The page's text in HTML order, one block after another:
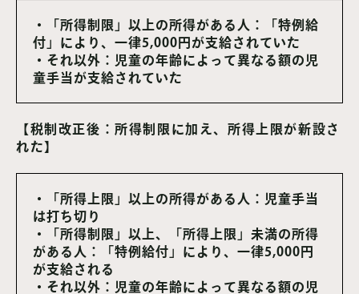
・「所得制限」以上の所得がある人：「特例給
付」により、一律5,000円が支給されていた
・それ以外：児童の年齢によって異なる額の児
童手当が支給されていた
【税制改正後：所得制限に加え、所得上限が新設さ
れた】
・「所得上限」以上の所得がある人：児童手当
は打ち切り
・「所得制限」以上、「所得上限」未満の所得
がある人：「特例給付」により、一律5,000円
が支給される
・それ以外：児童の年齢によって異なる額の児